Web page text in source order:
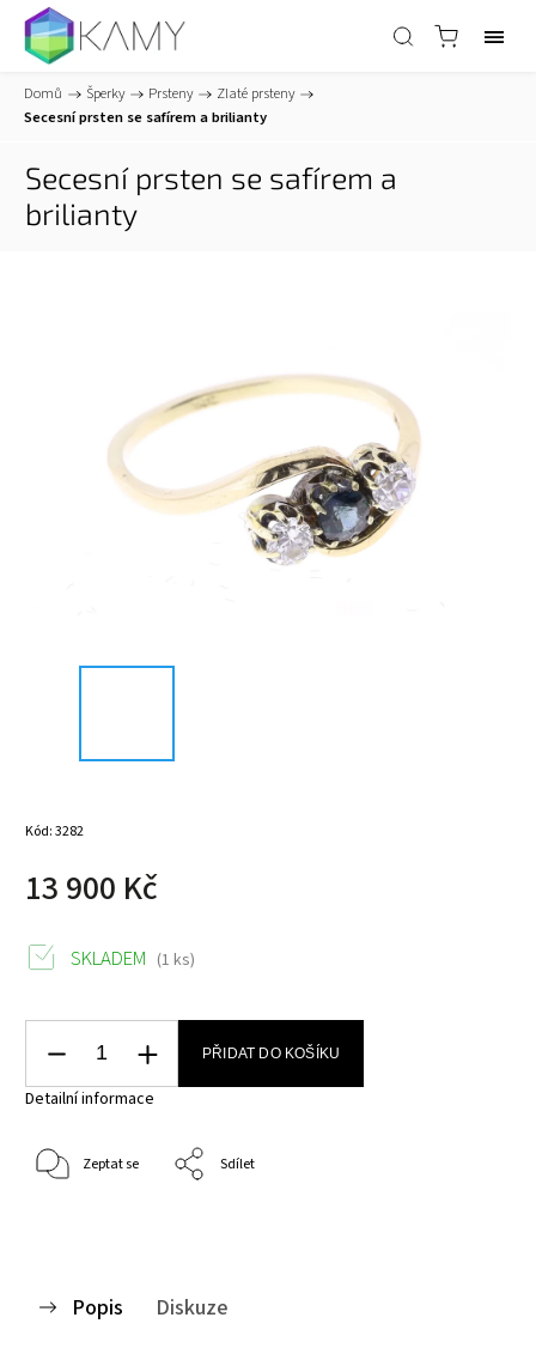
Domů / Šperky / Prsteny / Zlaté prsteny /
Secesní prsten se safírem a brilianty
Secesní prsten se safírem a
brilianty
Kód:3282
13 900 Kč
SKLADEM (1 ks)
PŘIDAT DO KOŠÍKU
Detailní informace
Zeptat se Sdílet
Popis Diskuze